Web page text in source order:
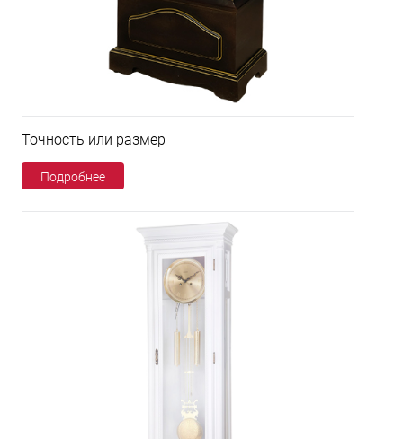
Точность или размер
Подробнее